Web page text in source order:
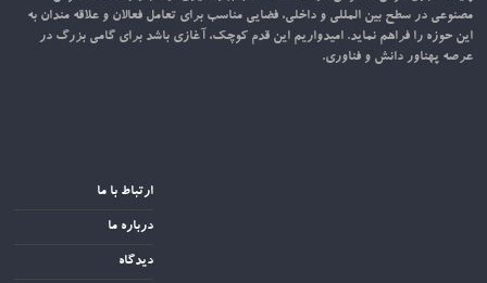
مصنوعی در سطح بین المللی و داخلی، فضایی مناسب برای تعامل فعالان و علاقه مندان به
این حوزه را فراهم نماید. امیدواریم این قدم کوچک، آغازی باشد برای گامی بزرگ در
عرصه پهناور دانش و فناوری.
ارتباط با ما
درباره ما
دیدگاه